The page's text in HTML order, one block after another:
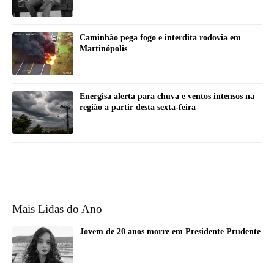
Caminhão pega fogo e interdita rodovia em
Martinópolis
Energisa alerta para chuva e ventos intensos na
região a partir desta sexta-feira
Mais Lidas do Ano
Jovem de 20 anos morre em Presidente Prudente